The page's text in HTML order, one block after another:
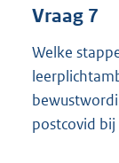
Vraag 7
Welke
postcovid